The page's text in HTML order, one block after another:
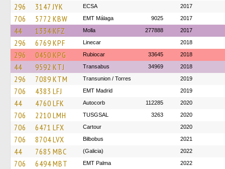
296 3147 JYK ECSA 2017
706 5772 KBW EMT Málaga 9025 2017
44 1334 KFZ Molla 277888 2017
296 6769 KPF Linecar 2018
296 0450 KPG Rubiocar 33645 2018
44 9592 KTJ Transabus 34969 2018
296 7089 KTM Transunion / Torres 2019
706 4383 LFJ EMT Madrid 2019
44 4760 LFK Autocorb 112285 2020
706 2210 LMH TUSGSAL 3263 2020
706 6471 LFX Cartour 2020
706 8704 LVX Bilbobus 2021
44 7685 MBC (Galicia) 2022
706 6494 MBT EMT Palma 2022